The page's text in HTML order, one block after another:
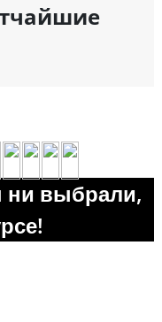
ни выбрали,